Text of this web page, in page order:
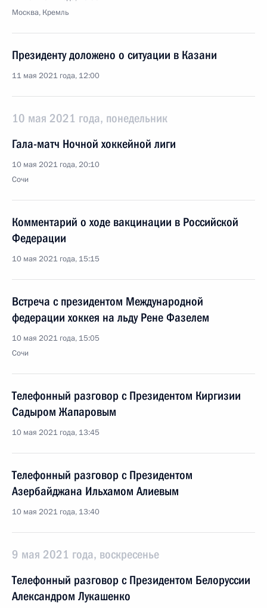
Москва, Кремль
Президенту доложено о ситуации в Казани
11 мая 2021 года, 12:00
10 мая 2021 года, понедельник
Гала-матч Ночной хоккейной лиги
10 мая 2021 года, 20:10
Сочи
Комментарий о ходе вакцинации в Российской
Федерации
10 мая 2021 года, 15:15
Встреча с президентом Международной
федерации хоккея на льду Рене Фазелем
10 мая 2021 года, 15:05
Сочи
Телефонный разговор с Президентом Киргизии
Садыром Жапаровым
10 мая 2021 года, 13:45
Телефонный разговор с Президентом
Азербайджана Ильхамом Алиевым
10 мая 2021 года, 13:40
9 мая 2021 года, воскресенье
Телефонный разговор с Президентом Белоруссии
Александром Лукашенко